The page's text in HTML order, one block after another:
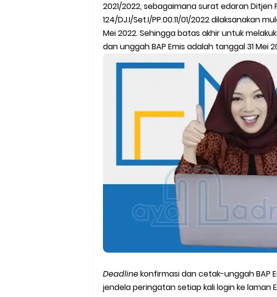
SEB Upacara Bendera di Sekolah dan
Cara Install Aplikasi Exam Browser Client TKA
Juknis Pembayaran TPG Guru Madrasah 2026
Pelatihan MOOC Pintar Kemenag Periode
Edaran Penyaluran BOP RA & BOS Madrasah
Yang Dilakukan Proktor Sebelum Simulasi TKA
Juknis Pembelajaran pada Bulan Ramadan
Cara Aktivasi PTK di EMIS GTK
2021/2022, sebagaimana surat edaran Ditjen
124/DJ.I/Set.I/PP.00.11/01/2022 dilaksanakan
Mei 2022. Sehingga batas akhir untuk
dan unggah BAP Emis adalah tanggal 31 Mei
Deadlinekonfirmasi dan cetak-unggah BAP
jendela peringatan setiap kali login ke laman